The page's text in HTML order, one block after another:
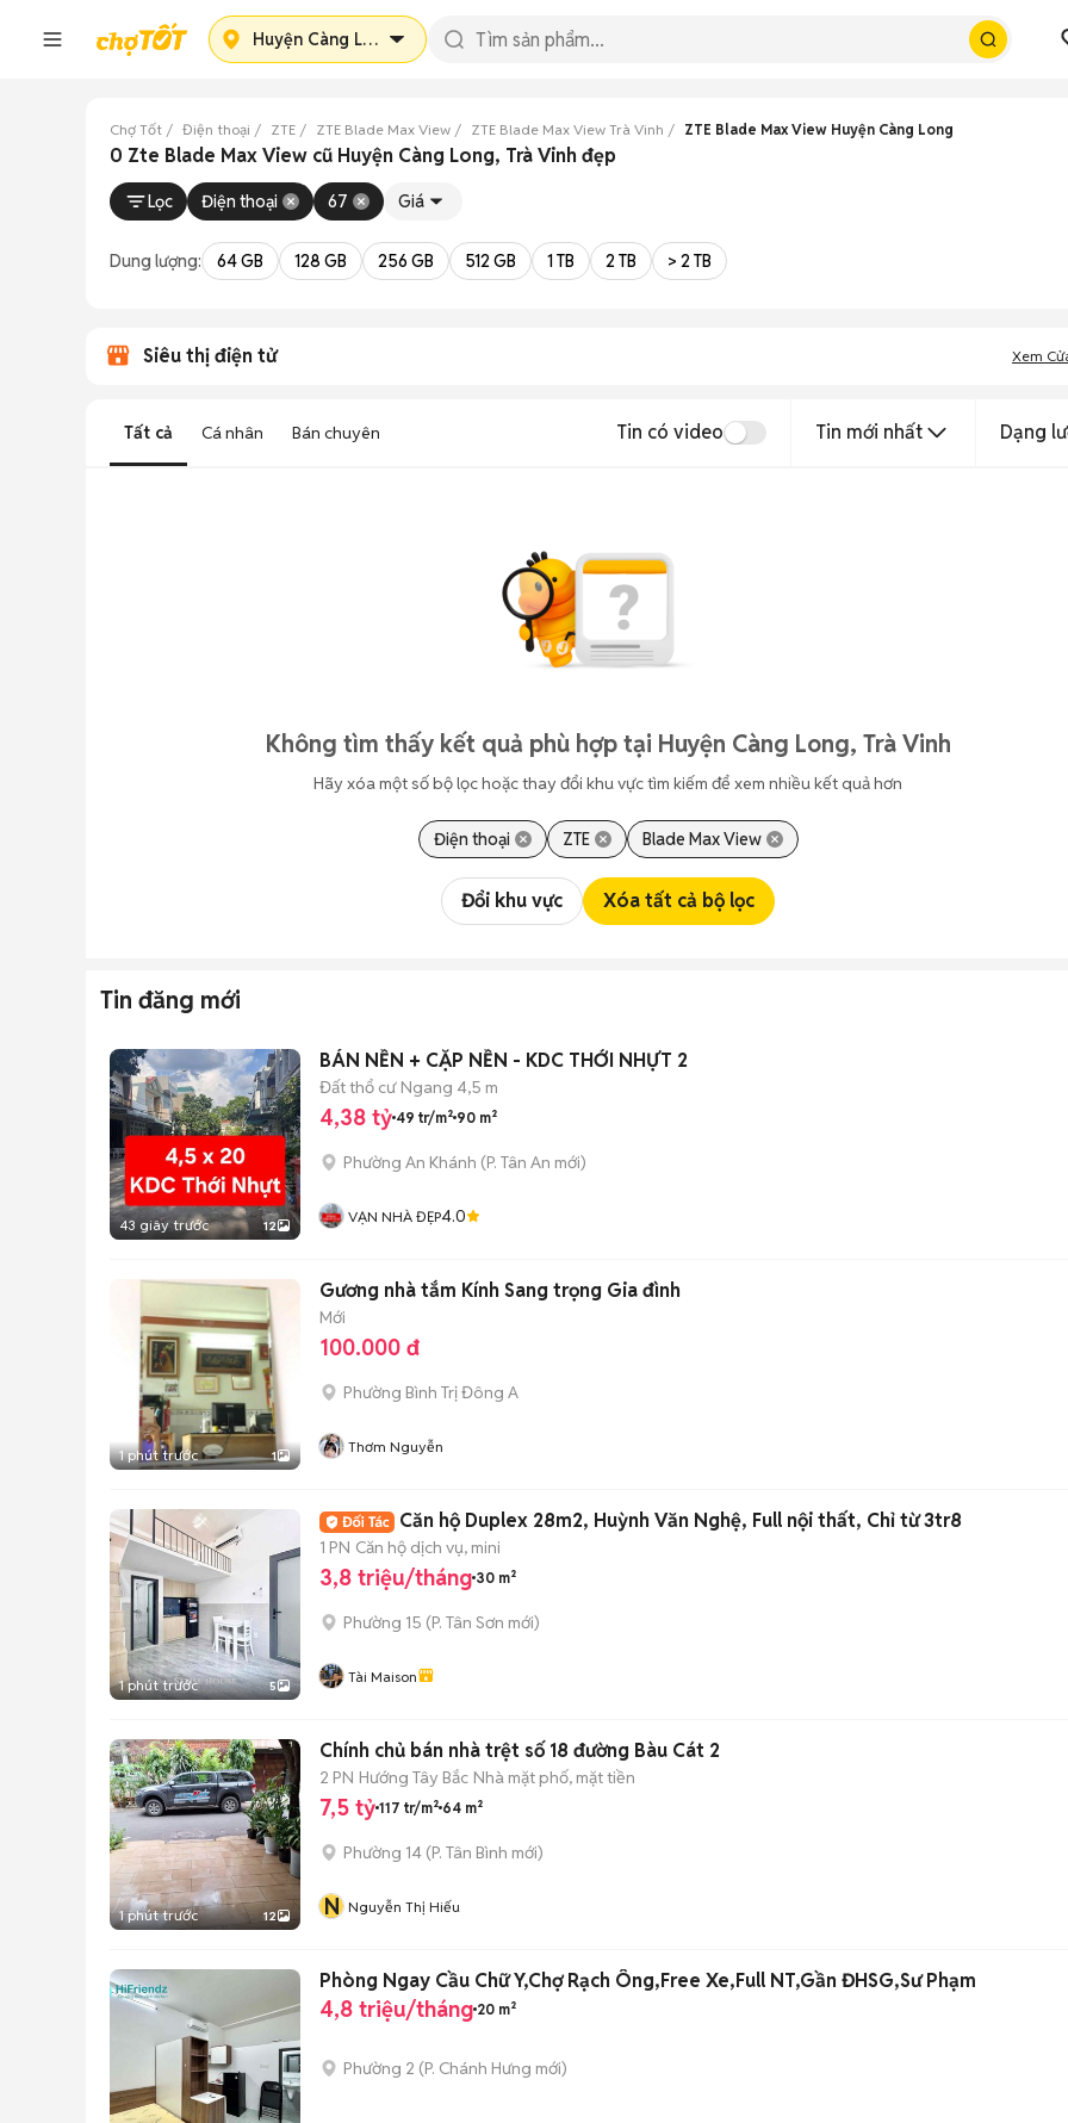
Huyện Càng Long
Chợ Tốt Điện thoại ZTE ZTE Blade Max View ZTE Blade Max View Trà Vinh ZTE Blade Max View Huyện Càng Long
0 Zte Blade Max View cũ Huyện Càng Long, Trà Vinh đẹp
Lọc Điện thoại 67 Giá
Dung lượng: 64 GB 128 GB 256 GB 512 GB 1 TB 2 TB > 2 TB
Siêu thị điện tử Xem
Tất cả Cá nhân Bán chuyên Tin có video Tin mới nhất Dạng
Không tìm thấy kết quả phù hợp tại Huyện Càng Long, Trà Vinh
Hãy xóa một số bộ lọc hoặc thay đổi khu vực tìm kiếm để xem nhiều kết quả hơn
Điện thoại ZTE Blade Max View
Đổi khu vực Xóa tất cả bộ lọc
Tin đăng mới
43 giây trước 12
BÁN NỀN + CẶP NỀN - KDC THỚI NHỰT 2
Đất thổ cư Ngang 4,5 m
4,38 tỷ 49 tr/m² 90 m²
Phường An Khánh (P. Tân An mới)
VẠN NHÀ ĐẸP4.0
1 phút trước 1
Gương nhà tắm Kính Sang trọng Gia đình
Mới
100.000 đ
Phường Bình Trị Đông A
Thơm Nguyễn
1 phút trước 5
Căn hộ Duplex 28m2, Huỳnh Văn Nghệ, Full nội thất, Chỉ từ 3tr8
1 PN Căn hộ dịch vụ, mini
3,8 triệu/tháng 30 m²
Phường 15 (P. Tân Sơn mới)
Tài Maison
1 phút trước 12
Chính chủ bán nhà trệt số 18 đường Bàu Cát 2
2 PN Hướng Tây Bắc Nhà mặt phố, mặt tiền
7,5 tỷ 117 tr/m² 64 m²
Phường 14 (P. Tân Bình mới)
N Nguyễn Thị Hiếu
Phòng Ngay Cầu Chữ Y,Chợ Rạch Ông,Free Xe,Full NT,Gần ĐHSG,Sư Phạm
4,8 triệu/tháng 20 m²
Phường 2 (P. Chánh Hưng mới)